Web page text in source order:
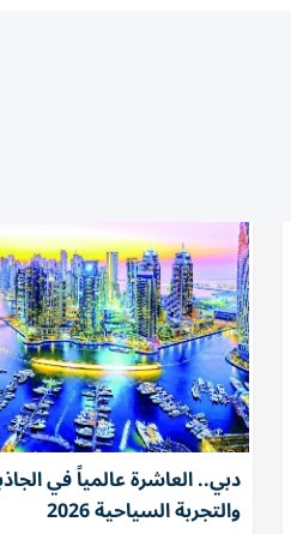
دبي.. العاشرة عالمياً في
والتجربة السياحية 2026